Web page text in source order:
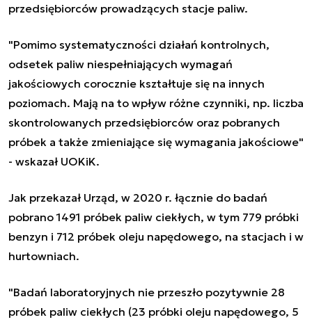
przedsiębiorców prowadzących stacje paliw.
"Pomimo systematyczności działań kontrolnych,
odsetek paliw niespełniających wymagań
jakościowych corocznie kształtuje się na innych
poziomach. Mają na to wpływ różne czynniki, np. liczba
skontrolowanych przedsiębiorców oraz pobranych
próbek a także zmieniające się wymagania jakościowe"
- wskazał UOKiK.
Jak przekazał Urząd, w 2020 r. łącznie do badań
pobrano 1491 próbek paliw ciekłych, w tym 779 próbki
benzyn i 712 próbek oleju napędowego, na stacjach i w
hurtowniach.
"Badań laboratoryjnych nie przeszło pozytywnie 28
próbek paliw ciekłych (23 próbki oleju napędowego, 5